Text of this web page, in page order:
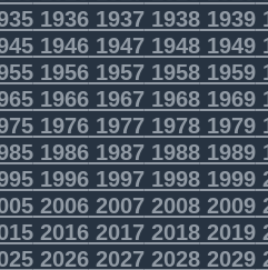
1936193719381939
1946194719481949
1956195719581959
1966196719681969
1976197719781979
1986198719881989
1996199719981999
2006200720082009
2016201720182019
2026202720282029